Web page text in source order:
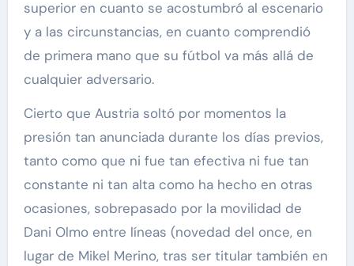
superior en cuanto se acostumbró al escenario
y a las circunstancias, en cuanto comprendió
de primera mano que su fútbol va más allá de
cualquier adversario.
Cierto que Austria soltó por momentos la
presión tan anunciada durante los días previos,
tanto como que ni fue tan efectiva ni fue tan
constante ni tan alta como ha hecho en otras
ocasiones, sobrepasado por la movilidad de
Dani Olmo entre líneas (novedad del once, en
lugar de Mikel Merino, tras ser titular también en